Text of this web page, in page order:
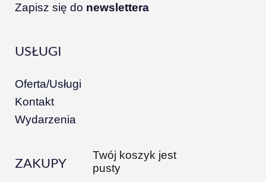
Zapisz się do newslettera
USŁUGI
Oferta/Usługi
Kontakt
Wydarzenia
ZAKUPY
Twój koszyk jest
pusty